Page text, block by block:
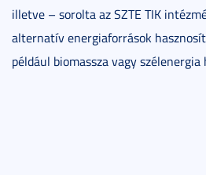
illetve – sorolta az SZTE TIK
alternatív energiaforrások
például biomassza vagy